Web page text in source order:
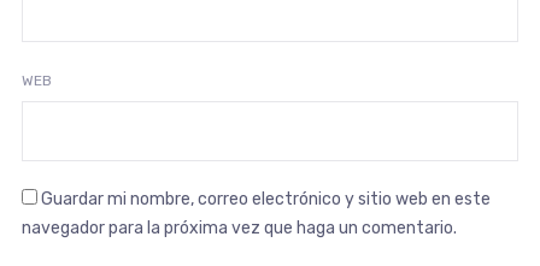
WEB
Guardar mi nombre, correo electrónico y sitio web en este
navegador para la próxima vez que haga un comentario.